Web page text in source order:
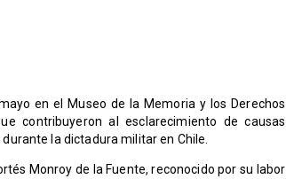
en el Museo de la Memoria y los Derechos
contribuyeron al esclarecimiento de causas
la dictadura militar en Chile.
Monroy de la Fuente, reconocido por su labor